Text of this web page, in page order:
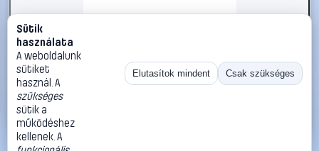
#1785795
Sasszeg TOOLCRAFT DIN 94 A 4, méret: 1 x 20 mm 100 db
TOOLCRAFT
1 190 Ft
Kosárba
Sütik
használata
A weboldalunk
sütiket
használ. A
szükséges
sütik a
működéshez
kellenek. A
Elutasítok mindent Csak szükséges